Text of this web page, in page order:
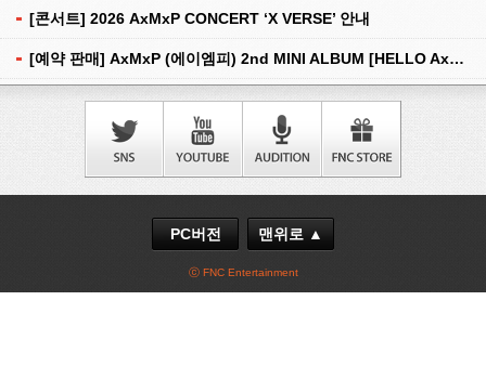
[콘서트] 2026 AxMxP CONCERT ‘X VERSE’ 안내
[예약 판매] AxMxP (에이엠피) 2nd MINI ALBUM [HELLO AxMxP] 예약 판매 안내
PC버전 맨위로 ▲
ⓒ FNC Entertainment